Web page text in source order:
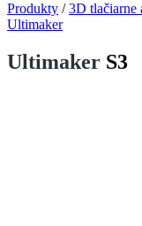
Produkty /3D tlačiarne
Ultimaker
Ultimaker S3